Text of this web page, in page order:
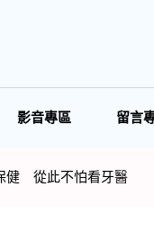
影音專區 留言
健 從此不怕看牙醫